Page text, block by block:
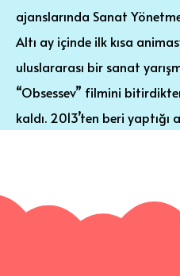
ajanslarında Sanat
Altı ay içinde ilk kısa
uluslararası bir sanat
“Obsessev” filmini
kaldı. 2013’ten beri